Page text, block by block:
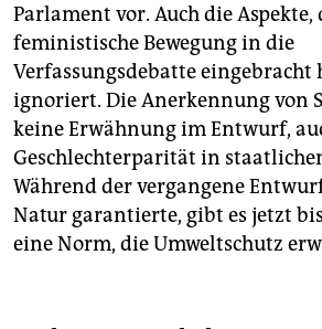
Parlament vor. Auch die Aspekte,
feministische Bewegung in die
Verfassungsdebatte eingebracht
ignoriert. Die Anerkennung von
keine Erwähnung im Entwurf,
Geschlechterparität in
Während der vergangene
Natur garantierte, gibt es jetzt
eine Norm, die Umweltschutz